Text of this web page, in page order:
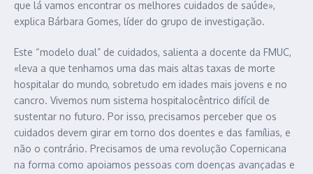
que lá vamos encontrar os melhores cuidados de saúde»,
explica Bárbara Gomes, líder do grupo de investigação.
Este “modelo dual” de cuidados, salienta a docente da FMUC,
«leva a que tenhamos uma das mais altas taxas de morte
hospitalar do mundo, sobretudo em idades mais jovens e no
cancro. Vivemos num sistema hospitalocêntrico difícil de
sustentar no futuro. Por isso, precisamos perceber que os
cuidados devem girar em torno dos doentes e das famílias, e
não o contrário. Precisamos de uma revolução Copernicana
na forma como apoiamos pessoas com doenças avançadas e